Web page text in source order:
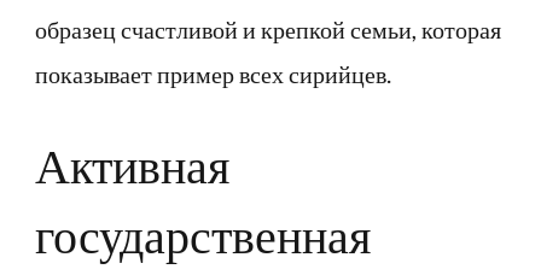
образец счастливой и крепкой семьи, которая
показывает пример всех сирийцев.
Активная
государственная